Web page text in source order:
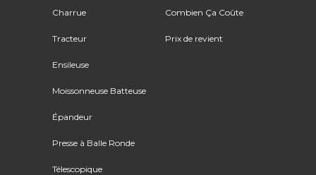
Charrue
Tracteur
Ensileuse
Moissonneuse Batteuse
Épandeur
Presse à Balle Ronde
Télescopique
Combien Ça Coûte
Prix de revient